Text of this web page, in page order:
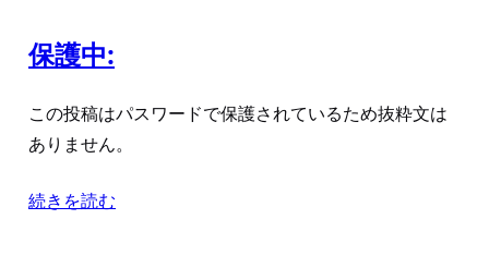
保護中:
この投稿はパスワードで保護されているため抜粋文は
ありません。
続きを読む